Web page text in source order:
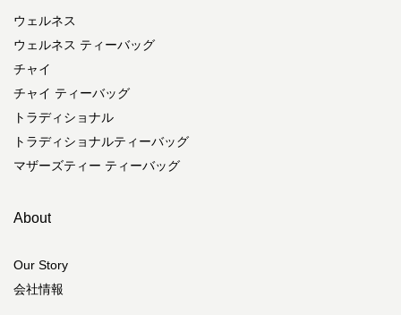
ウェルネス
ウェルネス ティーバッグ
チャイ
チャイ ティーバッグ
トラディショナル
トラディショナルティーバッグ
マザーズティー ティーバッグ
About
Our Story
会社情報